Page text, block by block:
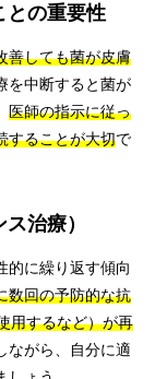
との重要性
善しても菌が皮膚
を中断すると菌が
医師の指示に従っ
することが大切で
治療）
的に繰り返す傾向
数回の予防的な抗
用するなど）が再
ながら、自分に適